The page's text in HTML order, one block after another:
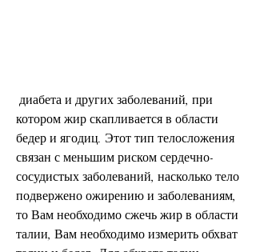
котором жир скапливается в области
бедер и ягодиц. Этот тип телосложения
связан с меньшим риском сердечно-
сосудистых заболеваний, насколько тело
подвержено ожирению и заболеваниям,
то Вам необходимо сжечь жир в области
талии, Вам необходимо измерить обхват